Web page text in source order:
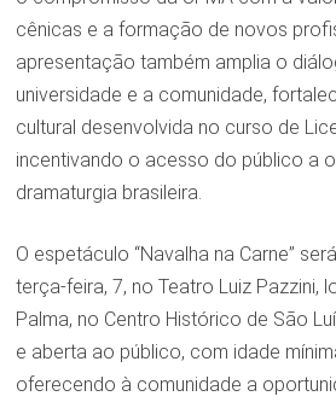
cênicas e a formação de novos
apresentação também amplia o
universidade e a comunidade,
cultural desenvolvida no curso de
incentivando o acesso do público a
dramaturgia brasileira.
O espetáculo “Navalha na Carne”
terça-feira, 7, no Teatro Luiz Pazzini,
Palma, no Centro Histórico de São
e aberta ao público, com idade
oferecendo à comunidade a